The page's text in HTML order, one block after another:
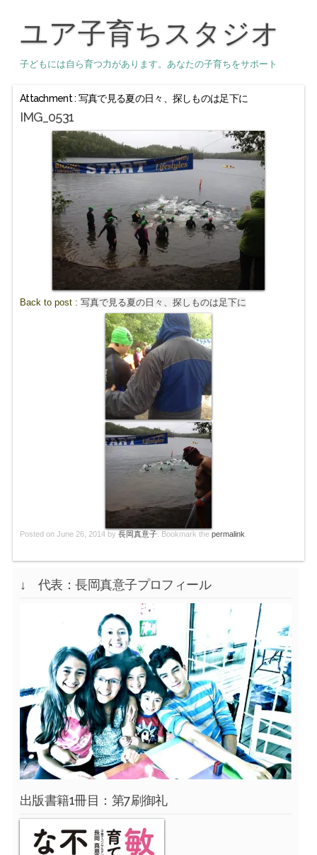
ユア子育ちスタジオ
子どもには自ら育つ力があります。あなたの子育ちをサポート
Attachment : 写真で見る夏の日々、探しものは足下に
IMG_0531
Back to post : 写真で見る夏の日々、探しものは足下に
Posted on June 26, 2014 by 長岡真意子. Bookmark the permalink
↓ 代表：長岡真意子プロフィール
出版書籍1冊目：第7刷御礼